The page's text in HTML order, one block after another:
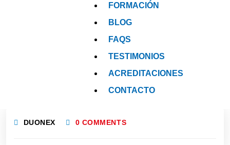
FORMACIÓN
BLOG
FAQS
TESTIMONIOS
ACREDITACIONES
CONTACTO
DUONEX 0 COMMENTS